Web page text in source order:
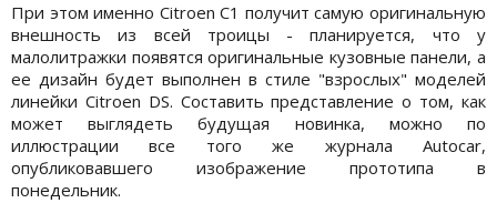
При этом именно Citroen C1 получит самую оригинальную
внешность из всей троицы - планируется, что у
малолитражки появятся оригинальные кузовные панели, а
ее дизайн будет выполнен в стиле "взрослых" моделей
линейки Citroen DS. Составить представление о том, как
может выглядеть будущая новинка, можно по
иллюстрации все того же журнала Autocar,
опубликовавшего изображение прототипа в
понедельник.